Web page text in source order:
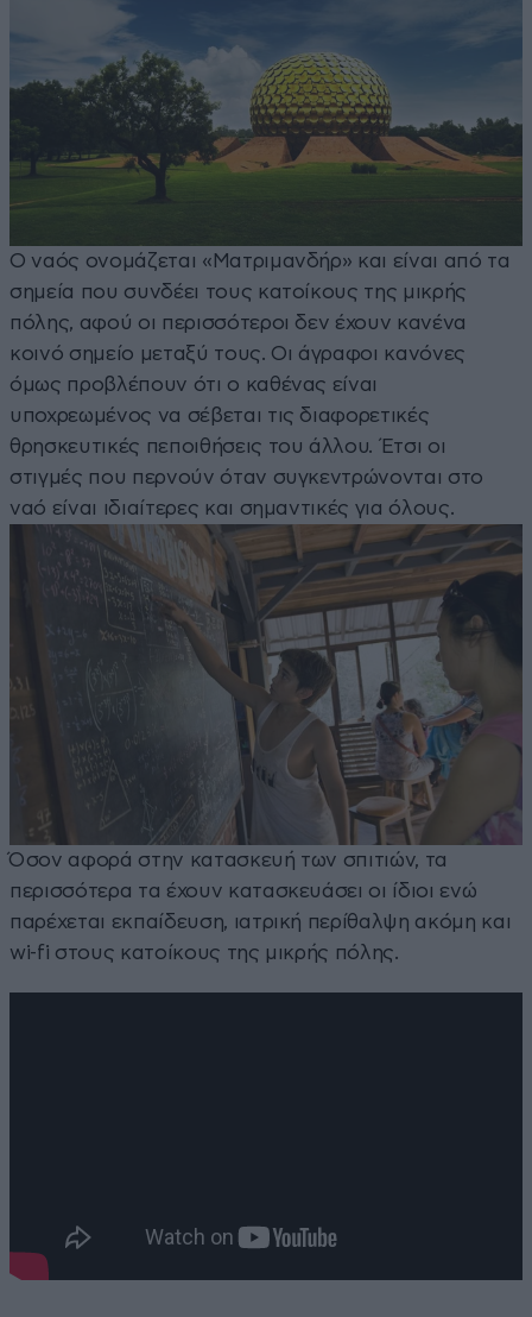
Ο ναός ονομάζεται «Ματριμανδήρ» και είναι από τα
σημεία που συνδέει τους κατοίκους της μικρής
πόλης, αφού οι περισσότεροι δεν έχουν κανένα
κοινό σημείο μεταξύ τους. Οι άγραφοι κανόνες
όμως προβλέπουν ότι ο καθένας είναι
υποχρεωμένος να σέβεται τις διαφορετικές
θρησκευτικές πεποιθήσεις του άλλου. Έτσι οι
στιγμές που περνούν όταν συγκεντρώνονται στο
ναό είναι ιδιαίτερες και σημαντικές για όλους.
Όσον αφορά στην κατασκευή των σπιτιών, τα
περισσότερα τα έχουν κατασκευάσει οι ίδιοι ενώ
παρέχεται εκπαίδευση, ιατρική περίθαλψη ακόμη και
wi-fi στους κατοίκους της μικρής πόλης.